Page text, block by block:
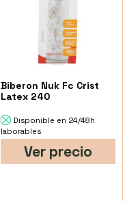
Biberon Nuk Fc Crist
Latex 240
Disponible en 24/48h
laborables
Ver precio